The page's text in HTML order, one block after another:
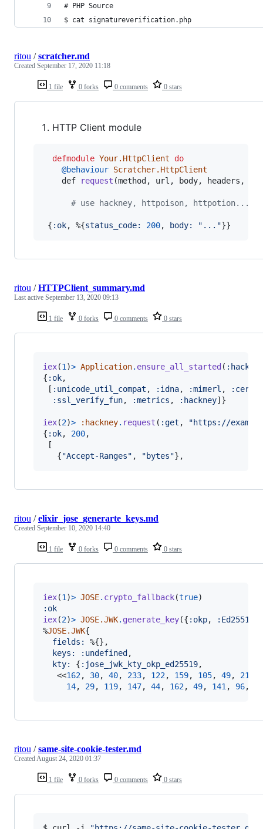
# PHP Source
$ cat signatureverification.php
1 file 0 forks 0 comments 0 stars
ritou /scratcher.md
Created September 17, 2020 11:18
HTTP Client module
defmodule Your.HttpClient
do
@behaviour Scratcher.HttpClient
def
request (method , url , body, headers ,
# use hackney, httpoison, httpotion...
{ :ok, %{status_code: 200, body: "..."}}
1 file 0 forks 0 comments 0 stars
ritou /HTTPClient_summary.md
Last active September 13, 2020 09:13
iex(1 )> Application. ensure_all_started ( :hackney
{ :ok,
[ :unicode_util_compat , :idna, :mimerl ,
:ssl_verify_fun, :metrics , :hackney] }
iex(2)> :hackney. request ( :get ,
"https://
{ :ok, 200,
[
{"Accept-Ranges" , "bytes"} ,
1 file 0 forks 0 comments 0 stars
ritou /elixir_jose_generarte_keys.md
Created September 10, 2020 14:40
iex(1 )> JOSE. crypto_fallback(true)
:ok
iex(2)> JOSE.JWK. generate_key({ :okp, :Ed25519
%JOSE.JWK{
fields: %{} ,
keys:
:undefined ,
kty: { :jose_jwk_kty_okp_ed25519,
<<162, 30, 40, 233, 122, 159, 105, 49, 218
14, 29, 119, 147, 44, 162, 49, 141 , 96,
1 file 0 forks 0 comments 0 stars
ritou /same-site-cookie-tester.md
CreatedAugust 24, 2020 01:37